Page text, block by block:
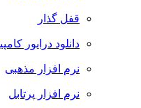
قفل گذار
دانلود درایور
نرم افزار مذهبی
نرم افزار پرتابل